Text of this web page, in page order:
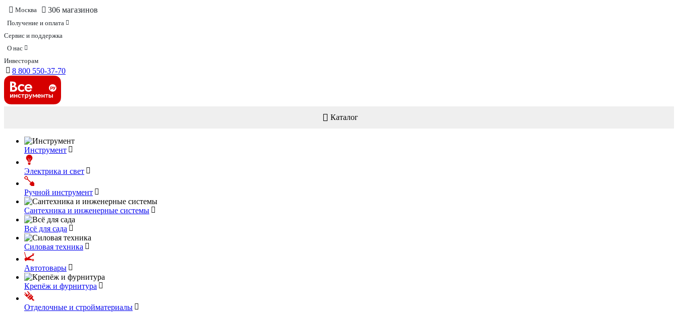
Москва 306 магазинов
Получение и оплата
Сервис и поддержка
О нас
Инвесторам
8 800 550-37-70
Каталог
Инструмент
Электрика и свет
Ручной инструмент
Сантехника и инженерные системы
Всё для сада
Силовая техника
Автотовары
Крепёж и фурнитура
Отделочные и стройматериалы